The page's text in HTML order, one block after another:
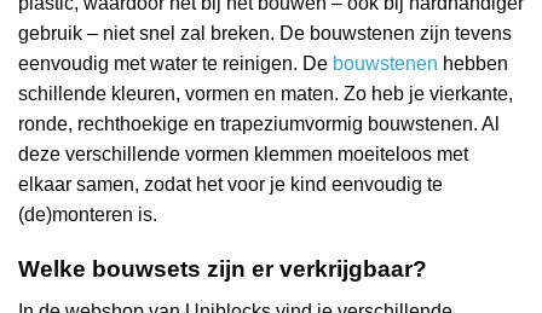
gebruik – niet snel zal breken. De bouwstenen zijn tevens
eenvoudig met water te reinigen. De bouwstenen hebben
schillende kleuren, vormen en maten. Zo heb je vierkante,
ronde, rechthoekige en trapeziumvormig bouwstenen. Al
deze verschillende vormen klemmen moeiteloos met
elkaar samen, zodat het voor je kind eenvoudig te
(de)monteren is.
Welke bouwsets zijn er verkrijgbaar?